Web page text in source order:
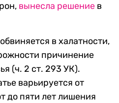
вынесла решение в
в халатности,
причинение
(ч. 2 ст. 293 УК).
варьируется от
до пяти лет лишения